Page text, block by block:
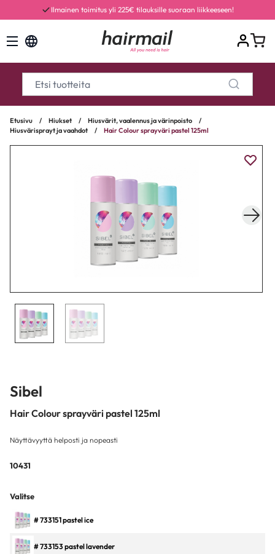
Ilmainen toimitus yli 225€ tilauksille suoraan liikkeeseen!
Etusivu / Hiukset / Hiusvärit, vaalennus ja värinpoisto
/
Hiusvärisprayt ja vaahdot
/ Hair Colour sprayväri pastel 125ml
Sibel
Hair Colour sprayväri pastel 125ml
Näyttävyyttä helposti ja nopeasti
10431
Valitse
# 733151 pastel ice
# 733153 pastel lavender